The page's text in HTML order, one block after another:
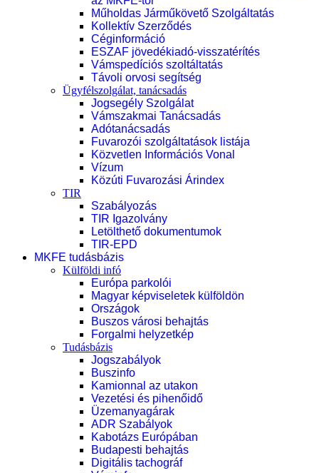
Műholdas Járműkövető Szolgáltatás
Kollektív Szerződés
Céginformáció
ESZAF jövedékiadó-visszatérítés
Vámspedíciós szoltáltatás
Távoli orvosi segítség
Ügyfélszolgálat, tanácsadás
Jogsegély Szolgálat
Vámszakmai Tanácsadás
Adótanácsadás
Fuvarozói szolgáltatások listája
Közvetlen Információs Vonal
Vízum
Közúti Fuvarozási Árindex
TIR
Szabályozás
TIR Igazolvány
Letölthető dokumentumok
TIR-EPD
MKFE tudásbázis
Külföldi infó
Európa parkolói
Magyar képviseletek külföldön
Országok
Buszos városi behajtás
Forgalmi helyzetkép
Tudásbázis
Jogszabályok
Buszinfo
Kamionnal az utakon
Vezetési és pihenőidő
Üzemanyagárak
ADR Szabályok
Kabotázs Európában
Budapesti behajtás
Digitális tachográf